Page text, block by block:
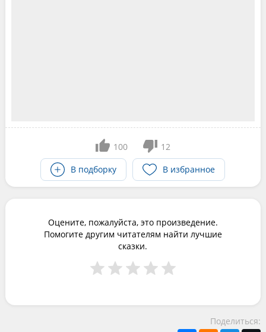
100
12
В подборку
В избранное
Оцените, пожалуйста, это произведение.
Помогите другим читателям найти лучшие
сказки.
Поделиться: